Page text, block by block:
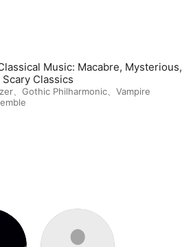
Music: Macabre, Mysterious,
Classics
Gothic Philharmonic
Vampire